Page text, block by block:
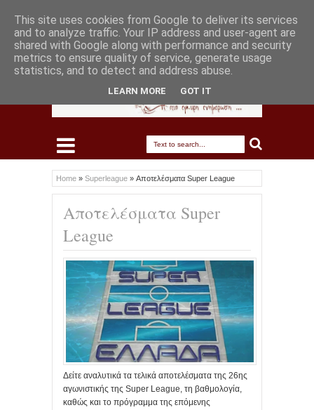
Home » Superleague » Αποτελέσματα Super League
Αποτελέσματα Super
League
Δείτε αναλυτικά τα τελικά αποτελέσματα της 26ης
αγωνιστικής της Super League, τη βαθμολογία,
καθώς και το πρόγραμμα της επόμενης
This site uses cookies from Google to deliver its services
and to analyze traffic. Your IP address and user-agent are
shared with Google along with performance and security
metrics to ensure quality of service, generate usage
statistics, and to detect and address abuse.
LEARN MORE GOT IT